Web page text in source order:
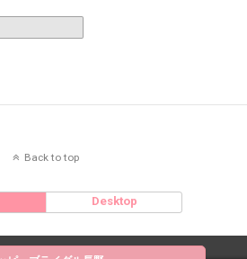
Back to top
Desktop